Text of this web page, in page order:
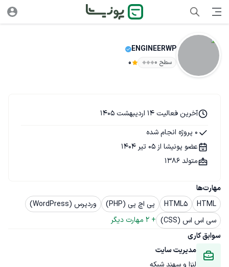
ENGINEERWP
سطح ۰ 0
مهارت‌ها
HTML
HTML5 پی اچ پی (PHP)
وردپرس (WordPress)
سی اس اس (CSS)
+
2 مهارت دیگر
سوابق کاری
مدیریت سایت
آخرین فعالیت 14 اردیبهشت 1405
0 پروژه انجام شده
عضو پونیشا از 05 تیر 1404
متولد 1386